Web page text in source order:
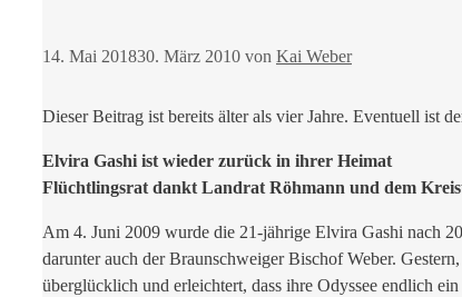
14. Mai 201830. März 2010 von Kai Weber
Dieser Beitrag ist bereits älter als vier Jahre. Eventuell ist
Elvira Gashi ist wieder zurück in ihrer Heimat
Flüchtlingsrat dankt Landrat Röhmann und dem
Am 4. Juni 2009 wurde die 21-jährige Elvira Gashi nach
darunter auch der Braunschweiger Bischof Weber.
überglücklich und erleichtert, dass ihre Odyssee endlich